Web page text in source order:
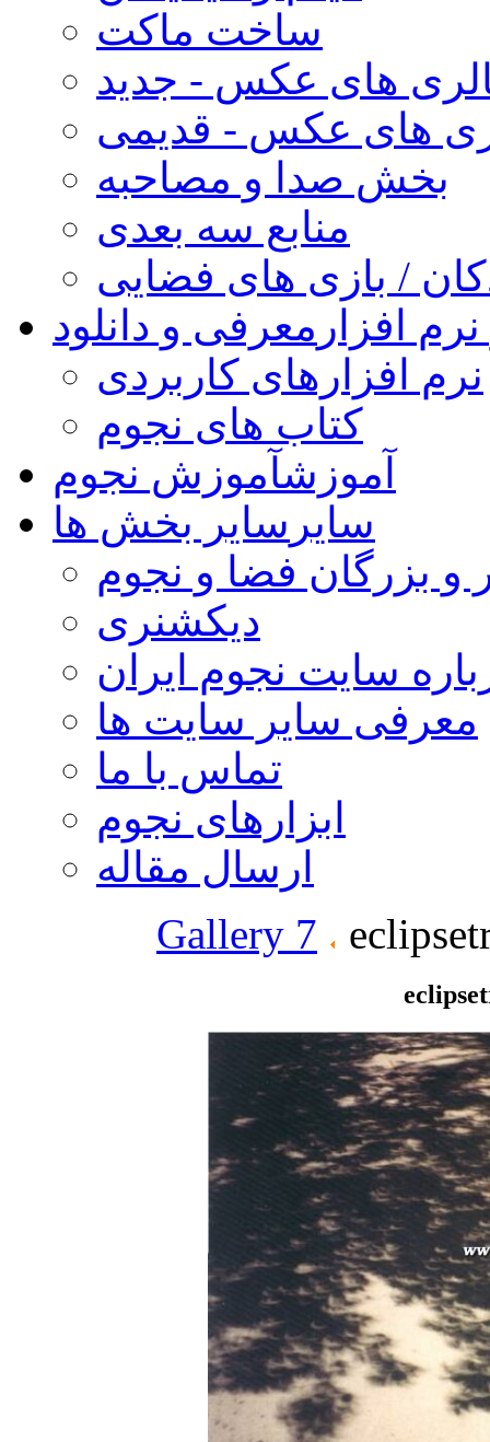
ساخت ماکت
های عکس - جدید
های عکس - قدیمی
بخش صدا و مصاحبه
منابع سه بعدی
/ بازی های فضایی
افزار معرفی و دانلود
نرم افزارهای کاربردی
کتاب های نجوم
آموزشآموزش نجوم
سایر سایر بخش ها
و بزرگان فضا و نجوم
دیکشنری
سایت نجوم ایران
معرفی سایر سایت ها
تماس با ما
ابزارهای نجوم
ارسال مقاله
Gallery 7